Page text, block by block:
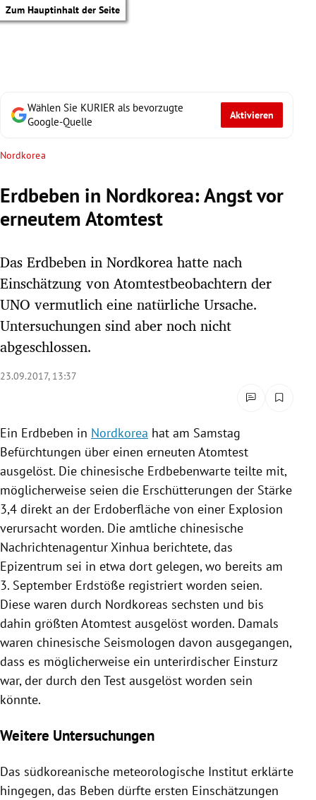
Zum Hauptinhalt der Seite
Untermenü
Untermenü
Untermenü
Untermenü
Untermenü
Untermenü
Untermenü
Untermenü
Wählen Sie KURIER als bevorzugte
Google-Quelle
Aktivieren
Nordkorea
Erdbeben in Nordkorea: Angst vor
erneutem Atomtest
Das Erdbeben in Nordkorea hatte nach
Einschätzung von Atomtestbeobachtern der
UNO vermutlich eine natürliche Ursache.
Untersuchungen sind aber noch nicht
abgeschlossen.
23.09.2017, 13:37
Ein Erdbeben in Nordkorea hat am Samstag
Befürchtungen über einen erneuten Atomtest
ausgelöst. Die chinesische Erdbebenwarte teilte mit,
möglicherweise seien die Erschütterungen der Stärke
3,4 direkt an der Erdoberfläche von einer Explosion
verursacht worden. Die amtliche chinesische
Nachrichtenagentur Xinhua berichtete, das
Epizentrum sei in etwa dort gelegen, wo bereits am
3. September Erdstöße registriert worden seien.
Diese waren durch Nordkoreas sechsten und bis
dahin größten Atomtest ausgelöst worden. Damals
waren chinesische Seismologen davon ausgegangen,
dass es möglicherweise ein unterirdischer Einsturz
war, der durch den Test ausgelöst worden sein
könnte.
Weitere Untersuchungen
Das südkoreanische meteorologische Institut erklärte
hingegen, das Beben dürfte ersten Einschätzungen